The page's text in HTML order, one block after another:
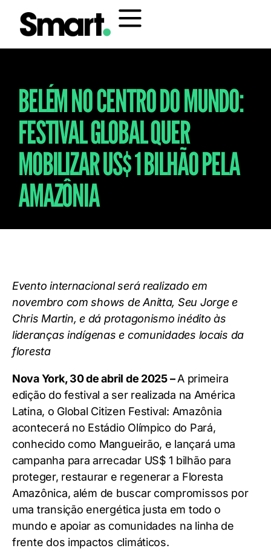
BELÉM NO CENTRO DO MUNDO:
FESTIVAL GLOBAL QUER
MOBILIZAR US$ 1 BILHÃO PELA
AMAZÔNIA
Evento internacional será realizado em
novembro com shows de Anitta, Seu Jorge e
Chris Martin, e dá protagonismo inédito às
lideranças indígenas e comunidades locais da
floresta
Nova York, 30 de abril de 2025 –A primeira
edição do festival a ser realizada na América
Latina, o Global Citizen Festival: Amazônia
acontecerá no Estádio Olímpico do Pará,
conhecido como Mangueirão, e lançará uma
campanha para arrecadar US$ 1 bilhão para
proteger, restaurar e regenerar a Floresta
Amazônica, além de buscar compromissos por
uma transição energética justa em todo o
mundo e apoiar as comunidades na linha de
frente dos impactos climáticos.